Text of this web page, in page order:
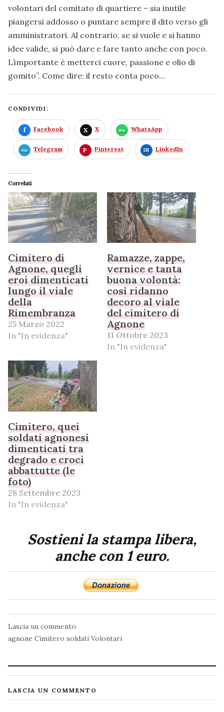
volontari del comitato di quartiere – sia inutile
piangersi addosso o puntare sempre il dito verso gli
amministratori. Al contrario, se si vuole e si hanno
idee valide, si può dare e fare tanto anche con poco.
L’importante è metterci cuore, passione e olio di
gomito”. Come dire: il resto conta poco…
CONDIVIDI:
Facebook X WhatsApp
Telegram Pinterest LinkedIn
Correlati
Cimitero di
Agnone, quegli
eroi dimenticati
lungo il viale
della
Rimembranza
25 Marzo 2022
In "In evidenza"
Ramazze, zappe,
vernice e tanta
buona volontà:
così ridanno
decoro al viale
del cimitero di
Agnone
11 Ottobre 2023
In "In evidenza"
Cimitero, quei
soldati agnonesi
dimenticati tra
degrado e croci
abbattutte (le
foto)
28 Settembre 2023
In "In evidenza"
Sostieni la stampa libera,
anche con 1 euro.
Lascia un commento
agnone Cimitero soldati Volontari
LASCIA UN COMMENTO